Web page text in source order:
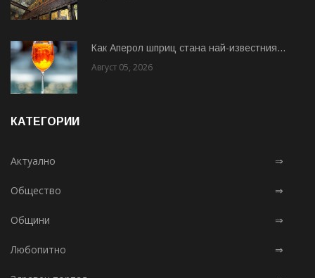
Как Аперол шприц стана най-известния...
Август 05, 2026
КАТЕГОРИИ
Актуално ⇒
Общество ⇒
Общини ⇒
Любопитно ⇒